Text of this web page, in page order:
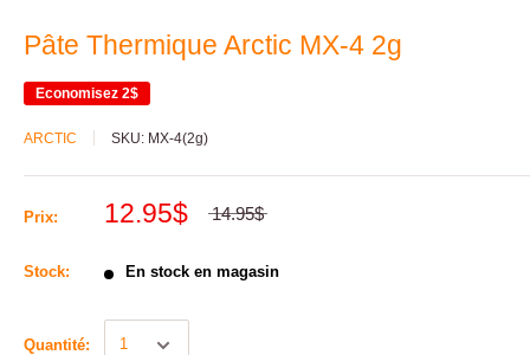
Pâte Thermique Arctic MX-4 2g
Economisez 2$
ARCTIC SKU: MX-4(2g)
Prix: 12.95$ 14.95$
Stock: En stock en magasin
Quantité: